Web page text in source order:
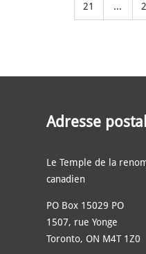
21 ...
Adresse
Le Temple de la
canadien
PO Box 15029 PO
1507, rue Yonge
Toronto, ON M4T 1Z0